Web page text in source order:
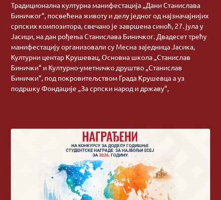
Традиционална културна манифестација „Дани Станислава
Биничког“, посвећена животу и делу једног од најзначајнијих
српских композитора, свечано је завршена синоћ, 27. јула у
Јасици, на дан рођења Станислава Биничког. Двадесет трећу
манифестацију организовали су Месна заједница Јасика,
Културни центар Крушевац, Основна школа „Станислав
Бинички“ и Културно-уметничко друштво „Станислав
Бинички“, под покровитељством Града Крушевца а уз
подршку Фондације „За српски народ и државу“,